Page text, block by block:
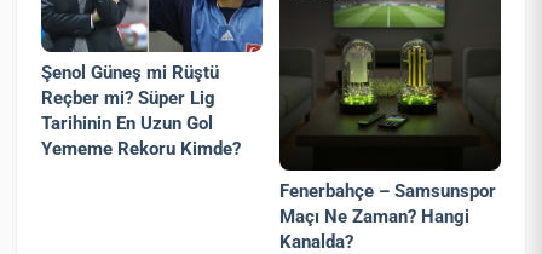
Şenol Güneş mi Rüştü
Reçber mi? Süper Lig
Tarihinin En Uzun Gol
Yememe Rekoru Kimde?
Fenerbahçe – Samsunspor
Maçı Ne Zaman? Hangi
Kanalda?